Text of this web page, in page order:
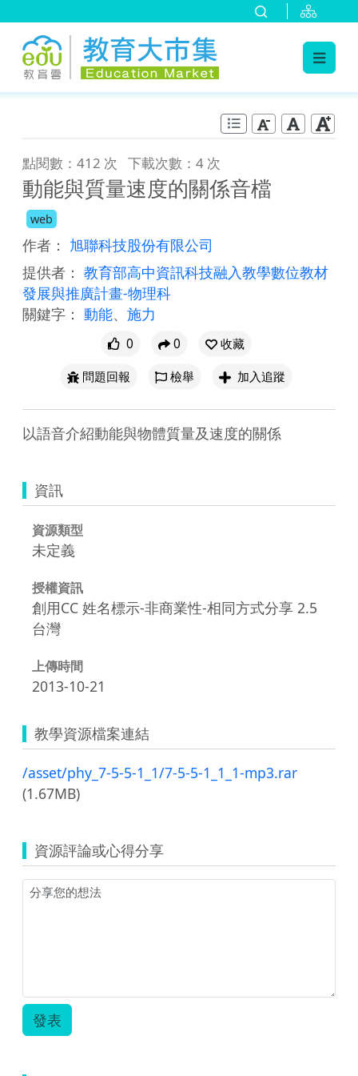
點閱數：412 次 下載次數：4 次
動能與質量速度的關係音檔
web
作者： 旭聯科技股份有限公司
提供者： 教育部高中資訊科技融入教學數位教材
發展與推廣計畫-物理科
關鍵字： 動能、 施力
0 0
收藏
問題回報
檢舉 加入追蹤
以語音介紹動能與物體質量及速度的關係
資訊
資源類型
未定義
授權資訊
創用CC 姓名標示-非商業性-相同方式分享 2.5
台灣
上傳時間
2013-10-21
教學資源檔案連結
/asset/phy_7-5-5-1_1/7-5-5-1_1_1-mp3.rar
(1.67MB)
資源評論或心得分享
發表